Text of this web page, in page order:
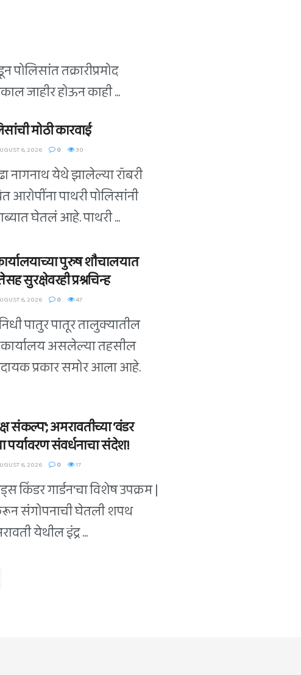
तक्रारीप्रमोद
जाहीर होऊन काही ...
मोठी कारवाई
6, 2026 0 30
नागनाथ येथे झालेल्या रॉबरी
आरोपींना पाथरी पोलिसांनी
घेतलं आहे. पाथरी ...
पुरुष शौचालयात
सुरक्षेवरही प्रश्नचिन्ह
6, 2026 0 47
पातुर पातूर तालुक्यातील
असलेल्या तहसील
प्रकार समोर आला आहे.
संकल्प’; अमरावतीच्या ‘वंडर
पर्यावरण संवर्धनाचा संदेश!
6, 2026 0 17
किंडर गार्डन'चा विशेष उपक्रम |
संगोपनाची घेतली शपथ
येथील इंद्र ...